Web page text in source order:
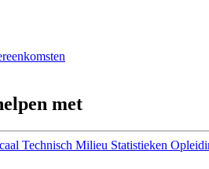
met
Technisch Milieu Statistieken